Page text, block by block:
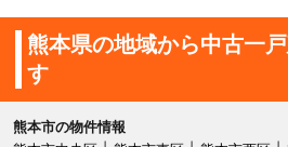
熊本県の地域から中古一
す
熊本市の物件情報